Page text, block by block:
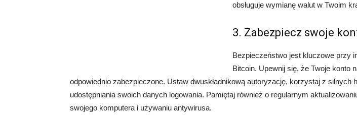
obsługuje wymianę walut w Twoim
3. Zabezpiecz swoje
Bezpieczeństwo jest kluczowe przy
Bitcoin. Upewnij się, że Twoje konto
odpowiednio zabezpieczone. Ustaw dwuskładnikową autoryzację, korzystaj z silnych
udostępniania swoich danych logowania. Pamiętaj również o regularnym
swojego komputera i używaniu antywirusa.